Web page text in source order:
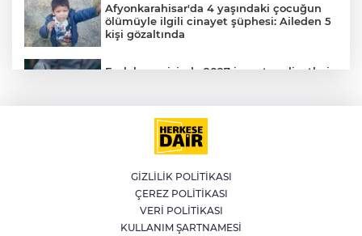
Afyonkarahisar'da 4 yaşındaki çocuğun
ölümüyle ilgili cinayet şüphesi: Aileden 5
kişi gözaltında
Emlak vergisinde 2027 inşaat maliyetleri
YILDIRIM’DA ÇOCUKLAR SPORLA
BÜYÜYOR
Bursa'da İznik Gölü'ne düşen bir kişi
hayatını kaybetti
GİZLİLİK POLİTİKASI
ÇEREZ POLİTİKASI
VERİ POLİTİKASI
KULLANIM ŞARTNAMESİ